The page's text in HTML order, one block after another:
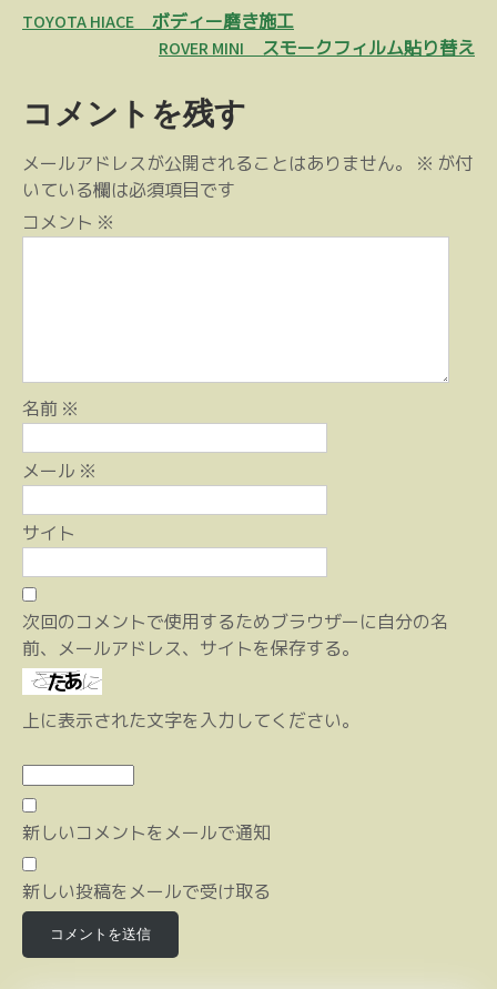
投
ビ
ゲ
ー
シ
TOYOTA HIACE ボディー磨き施工
ROVER MINI スモークフィルム貼り替え
コメントを残す
メールアドレスが公開されることはありません。 ※ が付
いている欄は必須項目です
コメント ※
名前 ※
メール ※
サイト
次回のコメントで使用するためブラウザーに自分の名
前、メールアドレス、サイトを保存する。
上に表示された文字を入力してください。
新しいコメントをメールで通知
新しい投稿をメールで受け取る